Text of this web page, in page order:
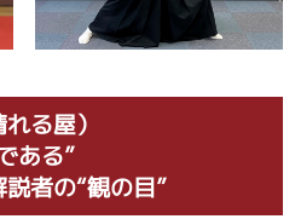
る屋）
ある”
説者の“観の目”